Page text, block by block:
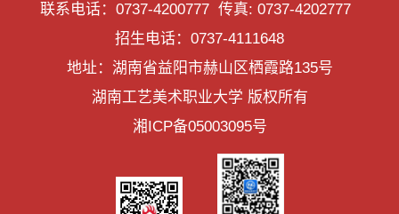
联系电话：0737-4200777 传真: 0737-4202777
招生电话：0737-4111648
地址：湖南省益阳市赫山区栖霞路135号
湖南工艺美术职业大学 版权所有
湘ICP备05003095号